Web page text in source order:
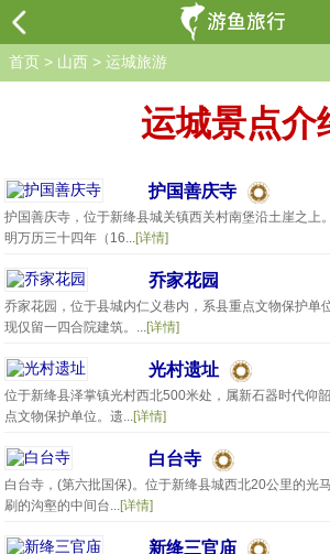
首页 > 山西 > 运城旅游
运城景点介
护国善庆寺
护国善庆寺，位于新绛县城关镇西关村南堡沿土崖之上
明万历三十四年（16...[详情]
乔家花园
乔家花园，位于县城内仁义巷内，系县重点文物保护单
现仅留一四合院建筑。...[详情]
光村遗址
位于新绛县泽掌镇光村西北500米处，属新石器时代仰
点文物保护单位。遗...[详情]
白台寺
白台寺，(第六批国保)。位于新绛县城西北20公里的光
刷的沟壑的中间台...[详情]
新绛三官庙